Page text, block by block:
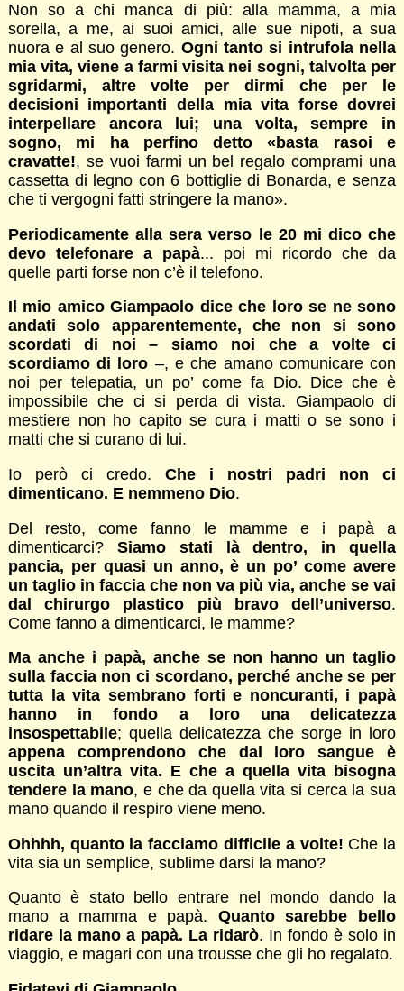
Non so a chi manca di più: alla mamma, a mia
sorella, a me, ai suoi amici, alle sue nipoti, a sua
nuora e al suo genero. Ogni tanto si intrufola nella
mia vita, viene a farmi visita nei sogni, talvolta per
sgridarmi, altre volte per dirmi che per le
decisioni importanti della mia vita forse dovrei
interpellare ancora lui; una volta, sempre in
sogno, mi ha perfino detto «basta rasoi e
cravatte!, se vuoi farmi un bel regalo comprami una
cassetta di legno con 6 bottiglie di Bonarda, e senza
che ti vergogni fatti stringere la mano».
Periodicamente alla sera verso le 20 mi dico che
devo telefonare a papà... poi mi ricordo che da
quelle parti forse non c’è il telefono.
Il mio amico Giampaolo dice che loro se ne sono
andati solo apparentemente, che non si sono
scordati di noi – siamo noi che a volte ci
scordiamo di loro –, e che amano comunicare con
noi per telepatia, un po’ come fa Dio. Dice che è
impossibile che ci si perda di vista. Giampaolo di
mestiere non ho capito se cura i matti o se sono i
matti che si curano di lui.
Io però ci credo. Che i nostri padri non ci
dimenticano. E nemmeno Dio.
Del resto, come fanno le mamme e i papà a
dimenticarci? Siamo stati là dentro, in quella
pancia, per quasi un anno, è un po’ come avere
un taglio in faccia che non va più via, anche se vai
dal chirurgo plastico più bravo dell’universo.
Come fanno a dimenticarci, le mamme?
Ma anche i papà, anche se non hanno un taglio
sulla faccia non ci scordano, perché anche se per
tutta la vita sembrano forti e noncuranti, i papà
hanno in fondo a loro una delicatezza
insospettabile; quella delicatezza che sorge in loro
appena comprendono che dal loro sangue è
uscita un’altra vita. E che a quella vita bisogna
tendere la mano, e che da quella vita si cerca la sua
mano quando il respiro viene meno.
Ohhhh, quanto la facciamo difficile a volte! Che la
vita sia un semplice, sublime darsi la mano?
Quanto è stato bello entrare nel mondo dando la
mano a mamma e papà. Quanto sarebbe bello
ridare la mano a papà. La ridarò. In fondo è solo in
viaggio, e magari con una trousse che gli ho regalato.